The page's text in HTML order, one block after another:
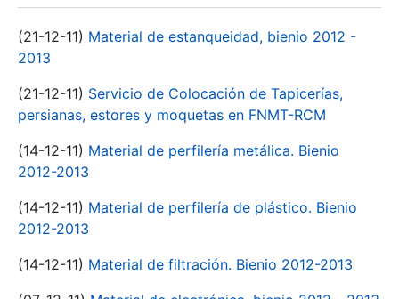
(21-12-11) Material de estanqueidad, bienio 2012 -
2013
(21-12-11) Servicio de Colocación de Tapicerías,
persianas, estores y moquetas en FNMT-RCM
(14-12-11) Material de perfilería metálica. Bienio
2012-2013
(14-12-11) Material de perfilería de plástico. Bienio
2012-2013
(14-12-11) Material de filtración. Bienio 2012-2013